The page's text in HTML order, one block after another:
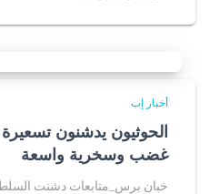
أخبار إب
الحوثيون يدشنون تسعيرة
غضب وسخرية واسعة
خبان برس_متابعات دشنت